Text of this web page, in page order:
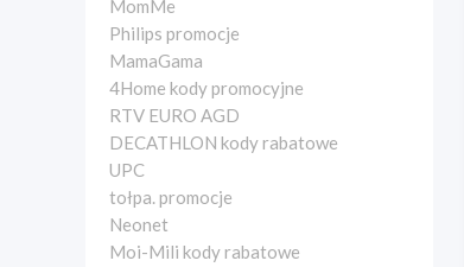
MomMe
Philips promocje
MamaGama
4Home kody promocyjne
RTV EURO AGD
DECATHLON kody rabatowe
UPC
tołpa. promocje
Neonet
Moi-Mili kody rabatowe